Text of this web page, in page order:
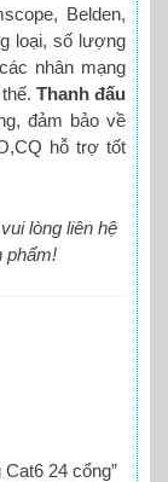
Belden,
loại, số lượng
nhân mạng
Thanh đấu
đảm bảo về
hỗ trợ tốt
lòng liên hệ
phẩm!
24 cổng”